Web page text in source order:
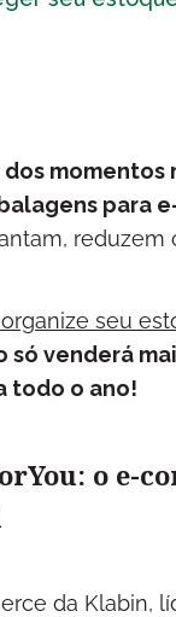
dos
para
seu
só venderá
todo o ano!
o e-
da Klabin,